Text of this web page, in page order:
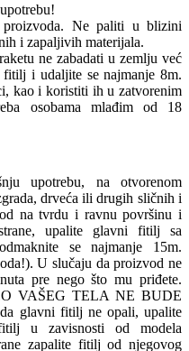
proizvoda. Ne paliti u blizini
i zapaljivih materijala.
ne zabadati u zemlju već
i udaljite se najmanje 8m.
kao i koristiti ih u zatvorenim
osobama mlađim od 18
upotrebu, na otvorenom
drveća ili drugih sličnih i
na tvrdu i ravnu površinu i
upalite glavni fitilj sa
se najmanje 15m.
U slučaju da proizvod ne
pre nego što mu priđete.
VAŠEG TELA NE BUDE
glavni fitilj ne opali, upalite
u zavisnosti od modela
zapalite fitilj od njegovog